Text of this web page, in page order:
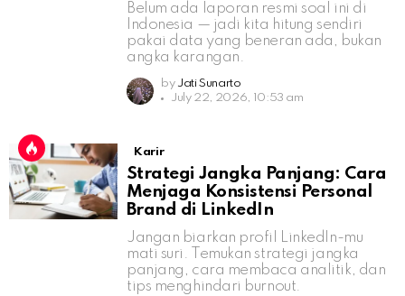
Belum ada laporan resmi soal ini di
Indonesia — jadi kita hitung sendiri
pakai data yang beneran ada, bukan
angka karangan.
by Jati Sunarto
July 22, 2026, 10:53 am
Karir
Strategi Jangka Panjang: Cara
Menjaga Konsistensi Personal
Brand di LinkedIn
Jangan biarkan profil LinkedIn-mu
mati suri. Temukan strategi jangka
panjang, cara membaca analitik, dan
tips menghindari burnout.